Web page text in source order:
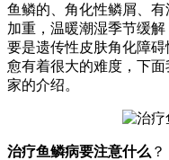
鱼鳞的、角化性鳞屑、
加重，温暖潮湿季节缓
要是遗传性皮肤角化障
愈有着很大的难度，下
家的介绍。
治疗鱼鳞病要注意什么 ？